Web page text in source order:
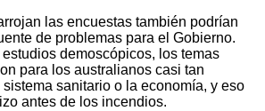
las encuestas también podrían
de problemas para el Gobierno.
demoscópicos, los temas
para los australianos casi tan
sanitario o la economía, y eso
antes de los incendios.